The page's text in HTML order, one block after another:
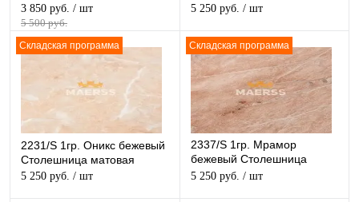
3 850 руб. / шт
5 500 руб.
5 250 руб. / шт
Складская программа
2231/S 1гр. Оникс бежевый
Столешница матовая
5 250 руб. / шт
Складская программа
2337/S 1гр. Мрамор
бежевый Столешница
матовая
5 250 руб. / шт